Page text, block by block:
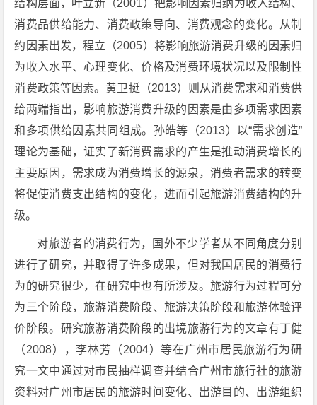
结构层面，叶立新（2001）把影响因素归纳为收入结构、
消费品供给能力、消费政策导向、消费观念的变化。从制
约因素出发，程立（2005）将影响旅游消费升级的因素归
为收入水平、心理变化、价格及消费环境状况以及限制性
消费政策等因素。黄卫挺（2013）则从消费需求和消费供
给两端指出，影响旅游消费升级的因素是由多项需求因素
和多项供给因素共同组成。孙皓等（2013）以“需求创造”
理论为基础，证实了新消费需求的产生是推动消费增长的
主要原因，需求成为消费增长的源泉，消费者需求的转变
将促使消费支出结构的变化，进而引起旅游消费结构的升
级。
对旅游者的消费行为，国外不少学者从不同角度分别
进行了研究，并取得了许多成果，但对我国居民的消费行
为的研究很少，在研究中也有所涉及。旅游行为过程可分
为三个阶段，旅游消费阶段、旅游决策阶段和旅游体验评
价阶段。研究旅游消费阶段的出境旅游行为的文章有丁健
（2008），李林芳（2004）等在广州市居民旅游行为研
究一文中通过对市民抽样调查并结合广州市旅行社的旅游
资料对广州市居民的旅游时间变化、出游目的、出游组织